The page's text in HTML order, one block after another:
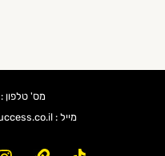
מס' טלפון : 055-269-9745
מייל : Contact@addiction2success.co.il